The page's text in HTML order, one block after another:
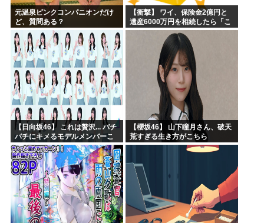
AI扱いされた絵師、筆を折る
元温泉ピンクコンパニオンだけ
ど、質問ある？
【衝撃】 ワイ、保険金2億円と
遺産6000万円を相続したら「こ
う」なった・・・
【日向坂46】 これは贅沢... バチ
バチにキメるモデルメンバーこ
ちら
【櫻坂46】 山下瞳月さん、破天
荒すぎる生き方がこちら